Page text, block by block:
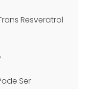
Resveratrol
Ser